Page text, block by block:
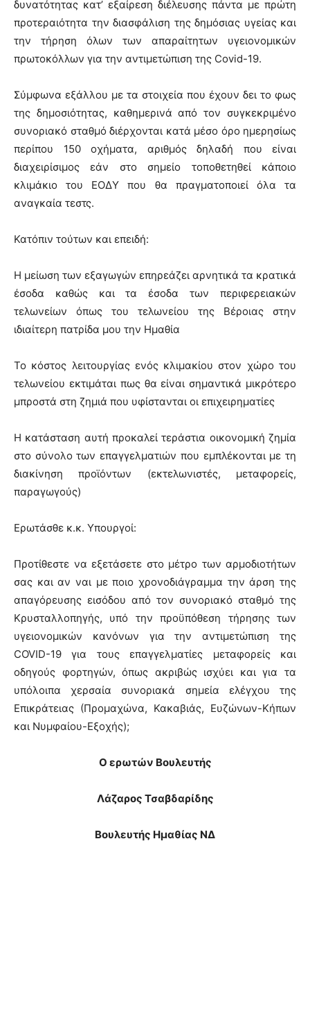
δυνατότητας κατ’ εξαίρεση διέλευσης πάντα με πρώτη
προτεραιότητα την διασφάλιση της δημόσιας υγείας και
την τήρηση όλων των απαραίτητων υγειονομικών
πρωτοκόλλων για την αντιμετώπιση της Covid-19.
Σύμφωνα εξάλλου με τα στοιχεία που έχουν δει το φως
της δημοσιότητας, καθημερινά από τον συγκεκριμένο
συνοριακό σταθμό διέρχονται κατά μέσo όρο ημερησίως
περίπου 150 οχήματα, αριθμός δηλαδή που είναι
διαχειρίσιμος εάν στο σημείο τοποθετηθεί κάποιο
κλιμάκιο του ΕΟΔΥ που θα πραγματοποιεί όλα τα
αναγκαία τεστς.
Κατόπιν τούτων και επειδή:
Η μείωση των εξαγωγών επηρεάζει αρνητικά τα κρατικά
έσοδα καθώς και τα έσοδα των περιφερειακών
τελωνείων όπως του τελωνείου της Βέροιας στην
ιδιαίτερη πατρίδα μου την Ημαθία
Το κόστος λειτουργίας ενός κλιμακίου στον χώρο του
τελωνείου εκτιμάται πως θα είναι σημαντικά μικρότερο
μπροστά στη ζημιά που υφίστανται οι επιχειρηματίες
Η κατάσταση αυτή προκαλεί τεράστια οικονομική ζημία
στο σύνολο των επαγγελματιών που εμπλέκονται με τη
διακίνηση προϊόντων (εκτελωνιστές, μεταφορείς,
παραγωγούς)
Ερωτάσθε κ.κ. Υπουργοί:
Προτίθεστε να εξετάσετε στο μέτρο των αρμοδιοτήτων
σας και αν ναι με ποιο χρονοδιάγραμμα την άρση της
απαγόρευσης εισόδου από τον συνοριακό σταθμό της
Κρυσταλλοπηγής, υπό την προϋπόθεση τήρησης των
υγειονομικών κανόνων για την αντιμετώπιση της
COVID-19 για τους επαγγελματίες μεταφορείς και
οδηγούς φορτηγών, όπως ακριβώς ισχύει και για τα
υπόλοιπα χερσαία συνοριακά σημεία ελέγχου της
Επικράτειας (Προμαχώνα, Κακαβιάς, Ευζώνων-Κήπων
και Νυμφαίου-Εξοχής);
Ο ερωτών Βουλευτής
Λάζαρος Τσαβδαρίδης
Βουλευτής Ημαθίας ΝΔ